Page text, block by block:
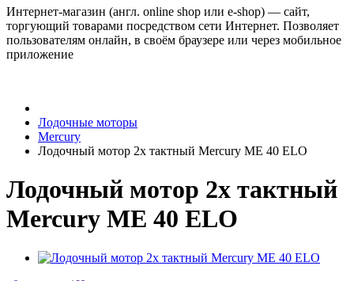
Интернет-магазин (англ. online shop или e-shop) — сайт,
торгующий товарами посредством сети Интернет. Позволяет
пользователям онлайн, в своём браузере или через мобильное
приложение
Лодочные моторы
Mercury
Лодочный мотор 2х тактный Mercury ME 40 ELO
Лодочный мотор 2х тактный
Mercury ME 40 ELO